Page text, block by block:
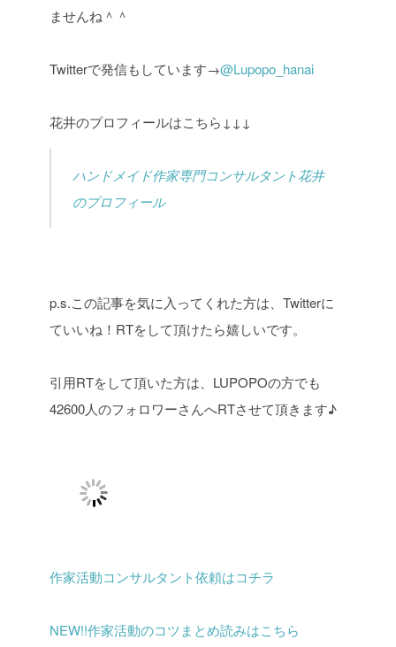
ませんね＾＾
Twitterで発信もしています→@Lupopo_hanai
花井のプロフィールはこちら↓↓↓
ハンドメイド作家専門コンサルタント花井
のプロフィール
p.s.この記事を気に入ってくれた方は、Twitterに
ていいね！RTをして頂けたら嬉しいです。
引用RTをして頂いた方は、LUPOPOの方でも
42600人のフォロワーさんへRTさせて頂きます♪
作家活動コンサルタント依頼はコチラ
NEW!!作家活動のコツまとめ読みはこちら